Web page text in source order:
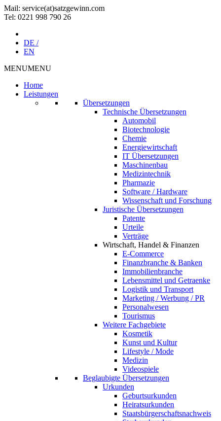
Mail: service(at)satz­gewinn.com
Tel: 0221 998 790 26
DE /
EN
MENUMENU
Home
Leistungen
Übersetzungen
Technische Übersetzungen
Automobil
Biotechnologie
Chemie
Energiewirtschaft
IT Übersetzungen
Maschinenbau
Medizintechnik
Pharmazie
Software / Hardware
Wissenschaft und Forschung
Juristische Übersetzungen
Patente
Urteile
Verträge
Wirtschaft, Handel & Finanzen
E-Commerce
Finanzbranche & Banken
Immobilienbranche
Lebensmittel und Getraenke
Logistik und Transport
Marketing / Werbung / PR
Personalwesen
Tourismus
Weitere Fachgebiete
Kosmetik
Kunst und Kultur
Lifestyle / Mode
Medizin
Videospiele
Beglaubigte Übersetzungen
Urkunden
Geburtsurkunden
Heiratsurkunden
Staatsbürgerschaftsnachweis